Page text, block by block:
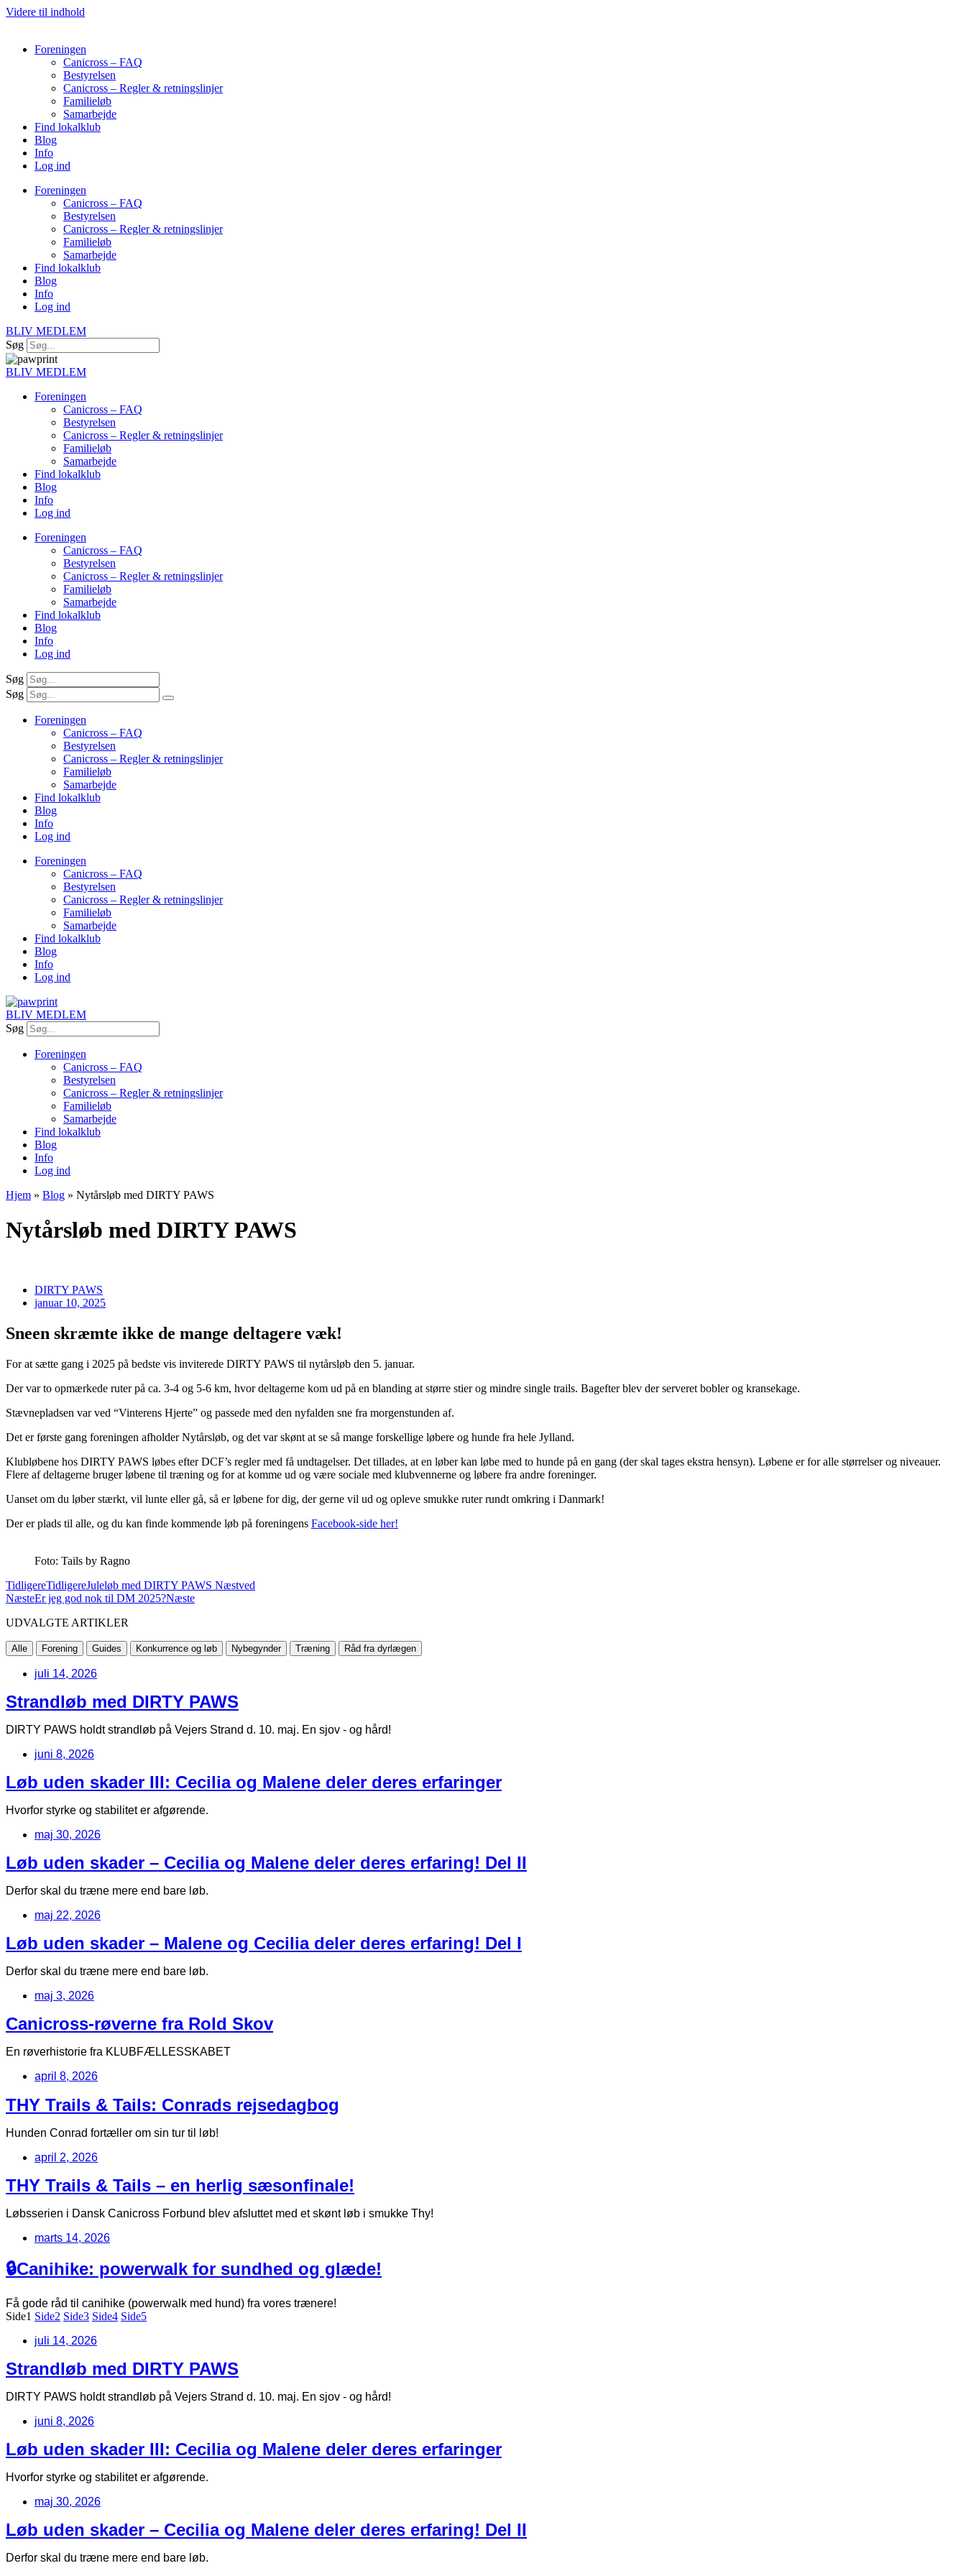
Videre til indhold
Foreningen
Canicross – FAQ
Bestyrelsen
Canicross – Regler & retningslinjer
Familieløb
Samarbejde
Find lokalklub
Blog
Info
Log ind
Foreningen
Canicross – FAQ
Bestyrelsen
Canicross – Regler & retningslinjer
Familieløb
Samarbejde
Find lokalklub
Blog
Info
Log ind
BLIV MEDLEM
Søg
BLIV MEDLEM
Foreningen
Canicross – FAQ
Bestyrelsen
Canicross – Regler & retningslinjer
Familieløb
Samarbejde
Find lokalklub
Blog
Info
Log ind
Foreningen
Canicross – FAQ
Bestyrelsen
Canicross – Regler & retningslinjer
Familieløb
Samarbejde
Find lokalklub
Blog
Info
Log ind
Søg
Søg
Foreningen
Canicross – FAQ
Bestyrelsen
Canicross – Regler & retningslinjer
Familieløb
Samarbejde
Find lokalklub
Blog
Info
Log ind
Foreningen
Canicross – FAQ
Bestyrelsen
Canicross – Regler & retningslinjer
Familieløb
Samarbejde
Find lokalklub
Blog
Info
Log ind
BLIV MEDLEM
Søg
Foreningen
Canicross – FAQ
Bestyrelsen
Canicross – Regler & retningslinjer
Familieløb
Samarbejde
Find lokalklub
Blog
Info
Log ind
Hjem » Blog » Nytårsløb med DIRTY PAWS
Nytårsløb med DIRTY PAWS
DIRTY PAWS
januar 10, 2025
Sneen skræmte ikke de mange deltagere væk!
For at sætte gang i 2025 på bedste vis inviterede DIRTY PAWS til nytårsløb den 5. januar.
Der var to opmærkede ruter på ca. 3-4 og 5-6 km, hvor deltagerne kom ud på en blanding at større stier og mindre single trails. Bagefter blev der serveret bobler og kransekage.
Stævnepladsen var ved “Vinterens Hjerte” og passede med den nyfalden sne fra morgenstunden af.
Det er første gang foreningen afholder Nytårsløb, og det var skønt at se så mange forskellige løbere og hunde fra hele Jylland.
Klubløbene hos DIRTY PAWS løbes efter DCF’s regler med få undtagelser. Det tillades, at en løber kan løbe med to hunde på en gang (der skal tages ekstra hensyn). Løbene er for alle størrelser og niveauer.
Flere af deltagerne bruger løbene til træning og for at komme ud og være sociale med klubvennerne og løbere fra andre foreninger.
Uanset om du løber stærkt, vil lunte eller gå, så er løbene for dig, der gerne vil ud og opleve smukke ruter rundt omkring i Danmark!
Der er plads til alle, og du kan finde kommende løb på foreningens Facebook-side her!
Foto: Tails by Ragno
TidligereTidligereJuleløb med DIRTY PAWS Næstved
NæsteEr jeg god nok til DM 2025?Næste
UDVALGTE ARTIKLER
Alle Forening Guides Konkurrence og løb Nybegynder Træning Råd fra dyrlægen
juli 14, 2026
Strandløb med DIRTY PAWS
DIRTY PAWS holdt strandløb på Vejers Strand d. 10. maj. En sjov - og hård!
juni 8, 2026
Løb uden skader III: Cecilia og Malene deler deres erfaringer
Hvorfor styrke og stabilitet er afgørende.
maj 30, 2026
Løb uden skader – Cecilia og Malene deler deres erfaring! Del II
Derfor skal du træne mere end bare løb.
maj 22, 2026
Løb uden skader – Malene og Cecilia deler deres erfaring! Del I
Derfor skal du træne mere end bare løb.
maj 3, 2026
Canicross-røverne fra Rold Skov
En røverhistorie fra KLUBFÆLLESSKABET
april 8, 2026
THY Trails & Tails: Conrads rejsedagbog
Hunden Conrad fortæller om sin tur til løb!
april 2, 2026
THY Trails & Tails – en herlig sæsonfinale!
Løbsserien i Dansk Canicross Forbund blev afsluttet med et skønt løb i smukke Thy!
marts 14, 2026
🔒Canihike: powerwalk for sundhed og glæde!
Få gode råd til canihike (powerwalk med hund) fra vores trænere!
Side1 Side2 Side3 Side4 Side5
juli 14, 2026
Strandløb med DIRTY PAWS
DIRTY PAWS holdt strandløb på Vejers Strand d. 10. maj. En sjov - og hård!
juni 8, 2026
Løb uden skader III: Cecilia og Malene deler deres erfaringer
Hvorfor styrke og stabilitet er afgørende.
maj 30, 2026
Løb uden skader – Cecilia og Malene deler deres erfaring! Del II
Derfor skal du træne mere end bare løb.